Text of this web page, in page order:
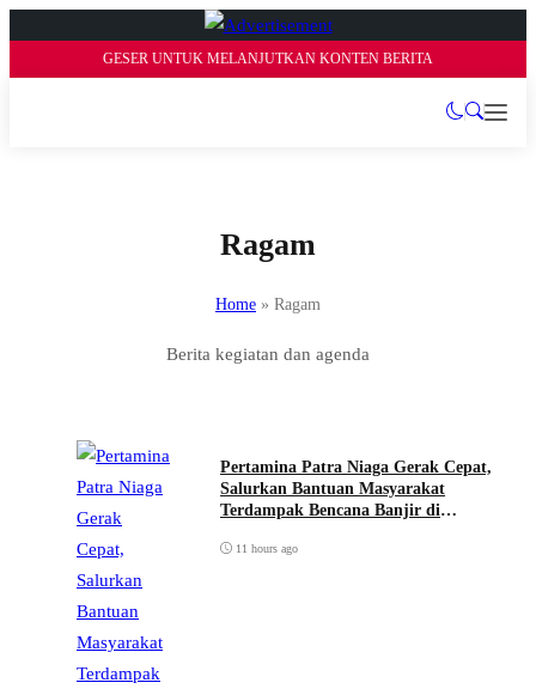
GESER UNTUK MELANJUTKAN KONTEN BERITA
Ragam
Home » Ragam
Berita kegiatan dan agenda
Pertamina Patra Niaga Gerak Cepat,
Salurkan Bantuan Masyarakat
Terdampak Bencana Banjir di
11 hours ago